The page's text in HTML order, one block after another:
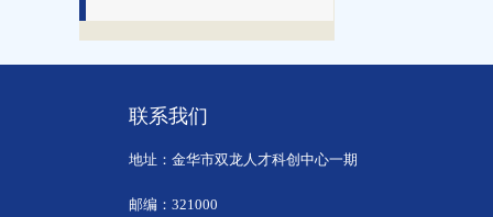
联系我们
地址：金华市双龙人才科创中心一期
邮编：321000